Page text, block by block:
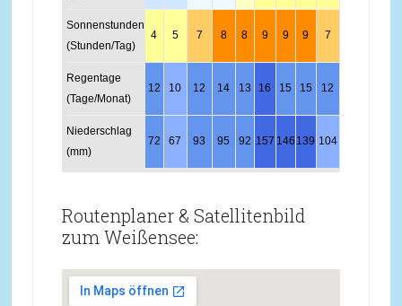
Sonnenstunden
(Stunden/Tag)
4 5 7 8 8 9 9 9 7
Regentage
(Tage/Monat)
12 10 12 14 13 16 15 15 12
Niederschlag
(mm)
72 67 93 95 92 157 146 139 104
Routenplaner & Satellitenbild
zum Weißensee: